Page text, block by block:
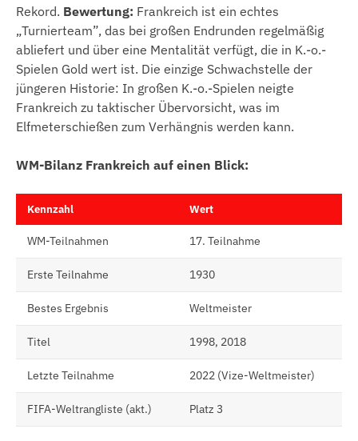
Rekord. Bewertung: Frankreich ist ein echtes
„Turnierteam”, das bei großen Endrunden regelmäßig
abliefert und über eine Mentalität verfügt, die in K.-o.-
Spielen Gold wert ist. Die einzige Schwachstelle der
jüngeren Historie: In großen K.-o.-Spielen neigte
Frankreich zu taktischer Übervorsicht, was im
Elfmeterschießen zum Verhängnis werden kann.
WM-Bilanz Frankreich auf einen Blick:
Kennzahl Wert
WM-Teilnahmen 17. Teilnahme
Erste Teilnahme 1930
Bestes Ergebnis Weltmeister
Titel 1998, 2018
Letzte Teilnahme 2022 (Vize-Weltmeister)
FIFA-Weltrangliste (akt.) Platz 3